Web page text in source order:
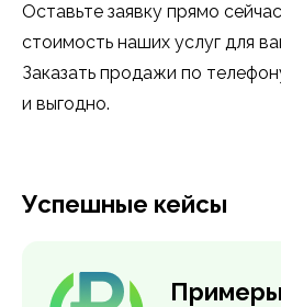
Оставьте заявку прямо
стоимость наших услуг для
Заказать продажи по
и выгодно.
Успешные кейсы